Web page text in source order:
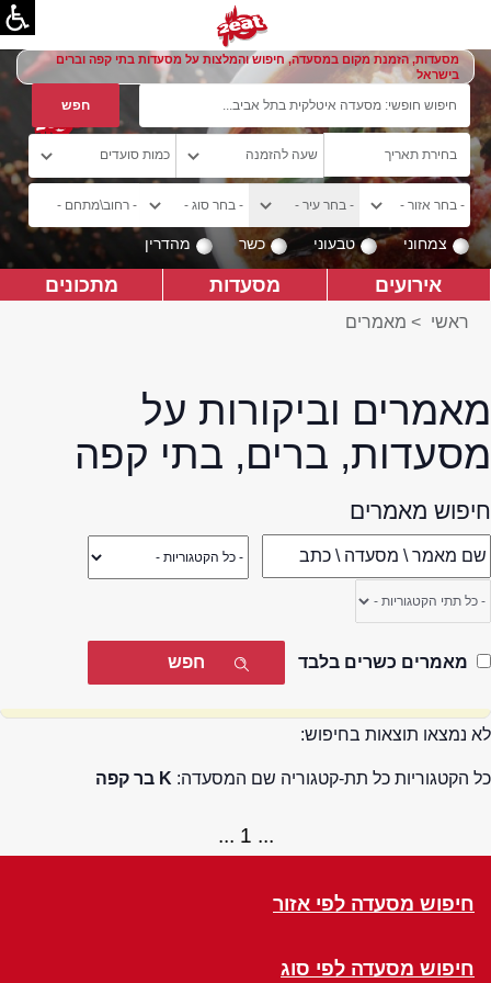
מסעדות, הזמנת מקום במסעדה, חיפוש והמלצות על מסעדות בתי קפה וברים
בישראל
צמחוני טבעוני כשר מהדרין
אירועים מסעדות מתכונים
ראשי > מאמרים
מאמרים וביקורות על
מסעדות, ברים, בתי קפה
חיפוש מאמרים
מאמרים כשרים בלבד
לא נמצאו תוצאות בחיפוש:
כל הקטגוריות כל תת-קטגוריה שם המסעדה: K בר קפה
1
חיפוש מסעדה לפי אזור
חיפוש מסעדה לפי סוג